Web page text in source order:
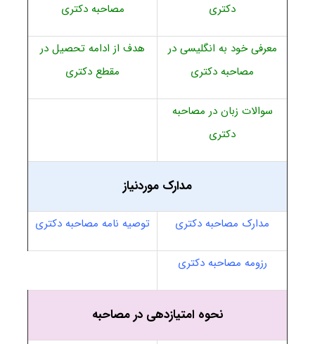
دکتری
مصاحبه دکتری
معرفی خود به انگلیسی در
مصاحبه دکتری
هدف از ادامه تحصیل در
مقطع دکتری
سوالات زبان در مصاحبه
دکتری
مدارک موردنیاز
مدارک مصاحبه دکتری توصیه نامه مصاحبه دکتری
رزومه مصاحبه دکتری
نحوه امتیازدهی در مصاحبه